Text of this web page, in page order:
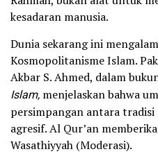
kesadaran manusia.
Dunia sekarang ini
Kosmopolitanisme Islam.
Akbar S. Ahmed, dalam
Islam, menjelaskan bahwa
persimpangan antara
agresif. Al Qur’an
Wasathiyyah (Moderasi).